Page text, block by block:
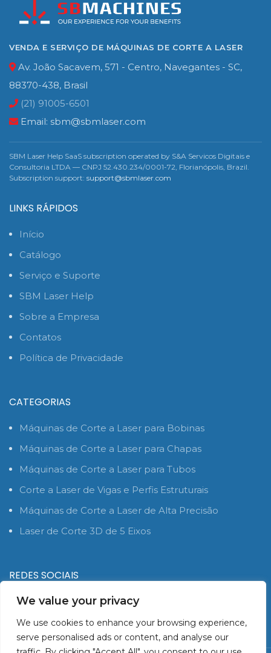
We value your privacy
We use cookies to enhance your browsing experience,
serve personalised ads or content, and analyse our
VENDA E SERVIÇO DE MÁQUINAS DE CORTE A LASER
Av. João Sacavem, 571 - Centro, Navegantes - SC,
88370-438, Brasil
(21) 91005-6501
Email: sbm@sbmlaser.com
SBM Laser Help SaaS subscription operated by S&A Servicos Digitais e
Consultoria LTDA — CNPJ 52.430.234/0001-72, Florianópolis, Brazil.
Subscription support: support@sbmlaser.com
LINKS RÁPIDOS
Início
Catálogo
Serviço e Suporte
SBM Laser Help
Sobre a Empresa
Contatos
Política de Privacidade
CATEGORIAS
Máquinas de Corte a Laser para Bobinas
Máquinas de Corte a Laser para Chapas
Máquinas de Corte a Laser para Tubos
Corte a Laser de Vigas e Perfis Estruturais
Máquinas de Corte a Laser de Alta Precisão
Laser de Corte 3D de 5 Eixos
REDES SOCIAIS